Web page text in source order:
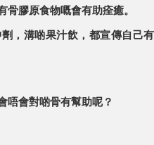
膠原食物嘅會有助痊癒。
，溝啲果汁飲，都宣傳自己有
唔會對啲骨有幫助呢？